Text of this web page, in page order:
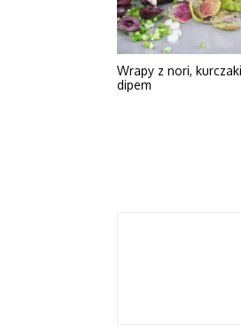
Wrapy z nori,
dipem